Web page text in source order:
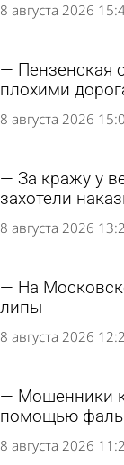
8 августа 2026
Пензенская
плохими
8 августа 2026
За кражу у
захотели
8 августа 2026
На
липы
8 августа 2026
Мошенники
помощью
8 августа 2026